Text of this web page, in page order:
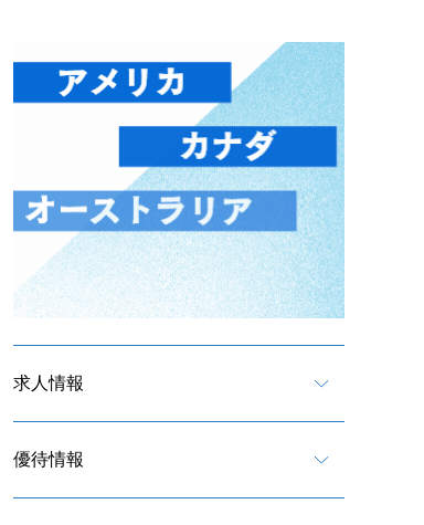
求人情報
優待情報